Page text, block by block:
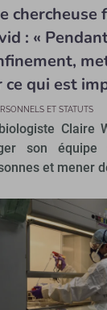
chercheuse
: «
ce qui est
ET STATUTS
Claire
son équipe
et mener